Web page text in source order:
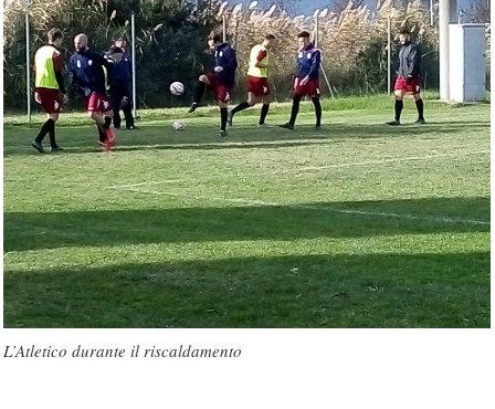
L’Atletico durante il riscaldamento